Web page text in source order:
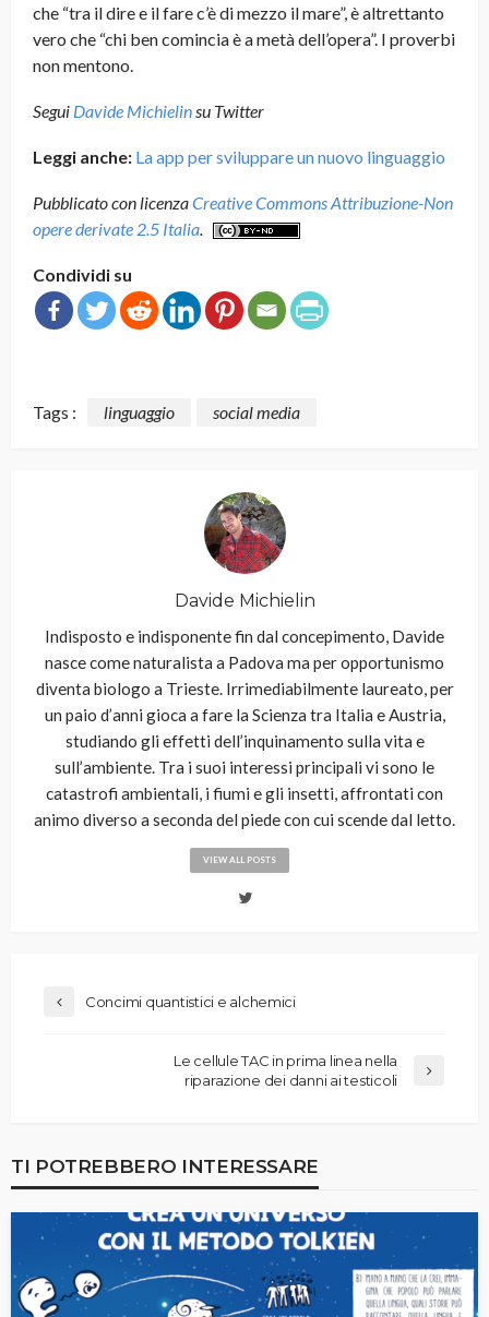
che “tra il dire e il fare c’è di mezzo il mare”, è altrettanto
vero che “chi ben comincia è a metà dell’opera”. I proverbi
non mentono.
Segui Davide Michielin su Twitter
Leggi anche: La app per sviluppare un nuovo linguaggio
Pubblicato con licenzaCreative Commons Attribuzione-Non
opere derivate 2.5 Italia
Condividi su
Tags : linguaggio social media
Davide Michielin
Indisposto e indisponente fin dal concepimento, Davide
nasce come naturalista a Padova ma per opportunismo
diventa biologo a Trieste. Irrimediabilmente laureato, per
un paio d’anni gioca a fare la Scienza tra Italia e Austria,
studiando gli effetti dell’inquinamento sulla vita e
sull’ambiente. Tra i suoi interessi principali vi sono le
catastrofi ambientali, i fiumi e gli insetti, affrontati con
animo diverso a seconda del piede con cui scende dal letto.
VIEW ALL POSTS
Concimi quantistici e alchemici
Le cellule TAC in prima linea nella
riparazione dei danni ai testicoli
TI POTREBBERO INTERESSARE